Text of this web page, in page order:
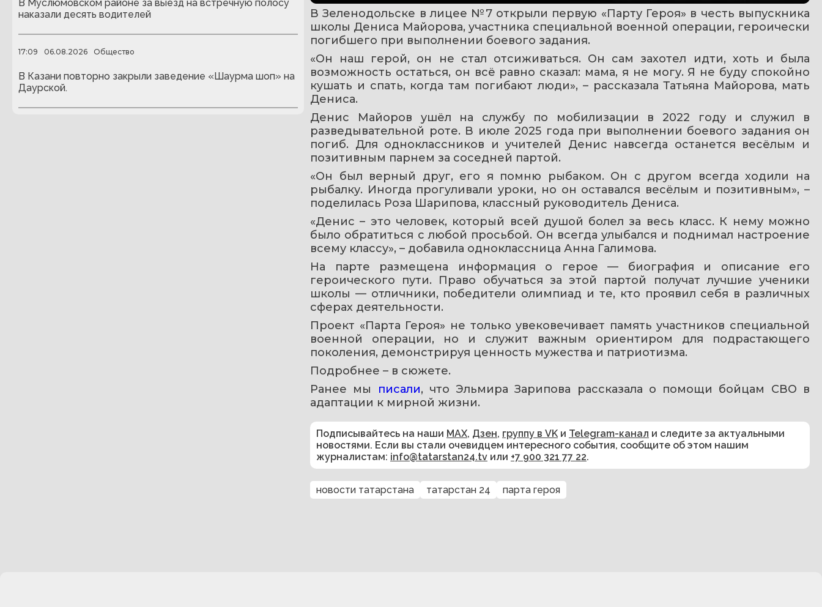
В Муслюмовском районе за выезд на встречную полосу
наказали десять водителей
17:09 06.08.2026 Общество
В Казани повторно закрыли заведение «Шаурма шоп» на
Даурской.
В Зеленодольске в лицее №7 открыли первую «Парту Героя» в честь выпускника
школы Дениса Майорова, участника специальной военной операции, героически
погибшего при выполнении боевого задания.
«Он наш герой, он не стал отсиживаться. Он сам захотел идти, хоть и была
возможность остаться, он всё равно сказал: мама, я не могу. Я не буду спокойно
кушать и спать, когда там погибают люди», – рассказала Татьяна Майорова, мать
Дениса.
Денис Майоров ушёл на службу по мобилизации в 2022 году и служил в
разведывательной роте. В июле 2025 года при выполнении боевого задания он
погиб. Для одноклассников и учителей Денис навсегда останется весёлым и
позитивным парнем за соседней партой.
«Он был верный друг, его я помню рыбаком. Он с другом всегда ходили на
рыбалку. Иногда прогуливали уроки, но он оставался весёлым и позитивным», –
поделилась Роза Шарипова, классный руководитель Дениса.
«Денис – это человек, который всей душой болел за весь класс. К нему можно
было обратиться с любой просьбой. Он всегда улыбался и поднимал настроение
всему классу», – добавила одноклассница Анна Галимова.
На парте размещена информация о герое — биография и описание его
героического пути. Право обучаться за этой партой получат лучшие ученики
школы — отличники, победители олимпиад и те, кто проявил себя в различных
сферах деятельности.
Проект «Парта Героя» не только увековечивает память участников специальной
военной операции, но и служит важным ориентиром для подрастающего
поколения, демонстрируя ценность мужества и патриотизма.
Подробнее – в сюжете.
Ранее мы
писали, что Эльмира Зарипова рассказала о помощи бойцам СВО в
адаптации к мирной жизни.
Подписывайтесь на наши MAX, Дзен, группу в VK и Telegram-канал и следите за актуальными
новостями. Если вы стали очевидцем интересного события, сообщите об этом нашим
журналистам: info@tatarstan24.tv или +7 900 321 77 22.
новости татарстана татарстан 24 парта героя